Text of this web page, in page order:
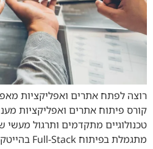
רוצה לפתח אתרים ואפליקציות
קורס פיתוח אתרים ואפליקציות
טכנולוגיים מתקדמים ותרגול מעשי
מתגמלת בפיתוח Full-Stack בהייטק.